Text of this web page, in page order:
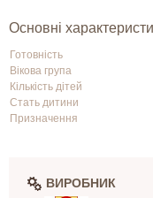
Основні
Готовність
Вікова група
Кількість дітей
Стать дитини
Призначення
ВИРОБНИК